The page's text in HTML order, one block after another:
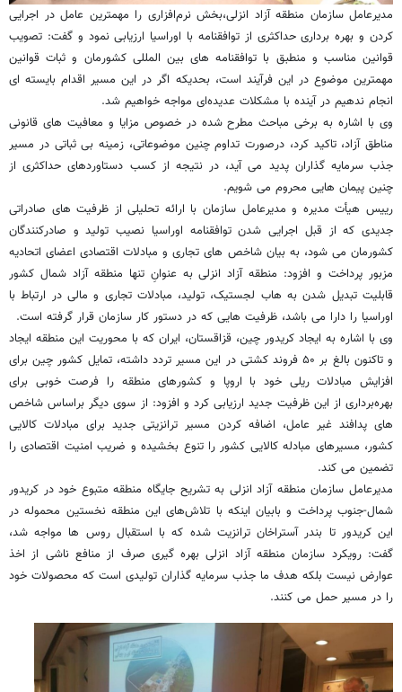
مدیرعامل سازمان منطقه آزاد انزلی،بخش نرم‌افزاری را مهمترین عامل در اجرایی
کردن و بهره برداری حداکثری از توافقنامه با اوراسیا ارزیابی نمود و گفت: تصویب
قوانین مناسب و منطبق با توافقنامه های بین المللی کشورمان و ثبات قوانین
مهمترین موضوع در این فرآیند است، بحدیکه اگر در این مسیر اقدام بایسته ای
انجام ندهیم در آینده با مشکلات عدیده‌ای مواجه خواهیم شد.
وی با اشاره به برخی مباحث مطرح شده در خصوص مزایا و معافیت های قانونی
مناطق آزاد، تاکید کرد، درصورت تداوم چنین موضوعاتی، زمینه بی ثباتی در مسیر
جذب سرمایه گذاران پدید می آید، در نتیجه از کسب دستاوردهای حداکثری از
چنین پیمان هایی محروم می شویم.
رییس هیأت مدیره و مدیرعامل سازمان با ارائه تحلیلی از ظرفیت های صادراتی
جدیدی که از قبل اجرایی شدن توافقنامه اوراسیا نصیب تولید و صادرکنندگان
کشورمان می شود، به بیان شاخص های تجاری و مبادلات اقتصادی اعضای اتحادیه
مزبور پرداخت و افزود: منطقه آزاد انزلی به عنوانِ تنها منطقه آزاد شمال کشور
قابلیت تبدیل شدن به هاب لجستیک، تولید، مبادلات تجاری و مالی در ارتباط با
اوراسیا را دارا می باشد، ظرفیت هایی که در دستور کار سازمان قرار گرفته است.
وی با اشاره به ایجاد کریدور چین، قزاقستان، ایران که با محوریت این منطقه ایجاد
و تاکنون بالغ بر ۵۰ فروند کشتی در این مسیر تردد داشته، تمایل کشور چین برای
افزایش مبادلات ریلی خود با اروپا و کشورهای منطقه را فرصت خوبی برای
بهره‌برداری از این ظرفیت جدید ارزیابی کرد و افزود: از سوی دیگر براساس شاخص
های پدافند غیر عامل، اضافه کردن مسیر ترانزیتی جدید برای مبادلات کالایی
کشور، مسیرهای مبادله کالایی کشور را تنوع بخشیده و ضریب امنیت اقتصادی را
تضمین می کند.
مدیرعامل سازمان منطقه آزاد انزلی به تشریح جایگاه منطقه متبوع خود در کریدور
شمال-جنوب پرداخت و بابیان اینکه با تلاش‌های این منطقه نخستین محموله در
این کریدور تا بندر آستراخان ترانزیت شده که با استقبال روس ها مواجه شد،
گفت: رویکرد سازمان منطقه آزاد انزلی بهره گیری صرف از منافع ناشی از اخذ
عوارض نیست بلکه هدف ما جذب سرمایه گذاران تولیدی است که محصولات خود
را در مسیر حمل می کنند.